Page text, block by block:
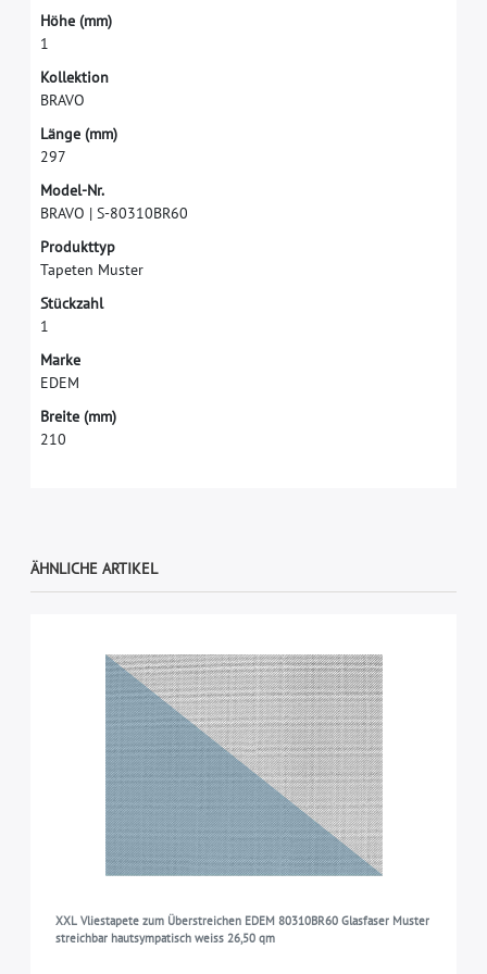
Höhe (mm)
1
Kollektion
BRAVO
Länge (mm)
297
Model-Nr.
BRAVO | S-80310BR60
Produkttyp
Tapeten Muster
Stückzahl
1
Marke
EDEM
Breite (mm)
210
ÄHNLICHE ARTIKEL
XXL Vliestapete zum Überstreichen EDEM 80310BR60 Glasfaser Muster
streichbar hautsympatisch weiss 26,50 qm